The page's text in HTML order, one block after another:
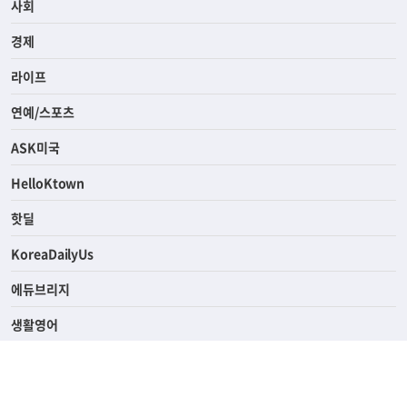
사회
경제
라이프
연예/스포츠
ASK미국
HelloKtown
핫딜
KoreaDailyUs
에듀브리지
생활영어